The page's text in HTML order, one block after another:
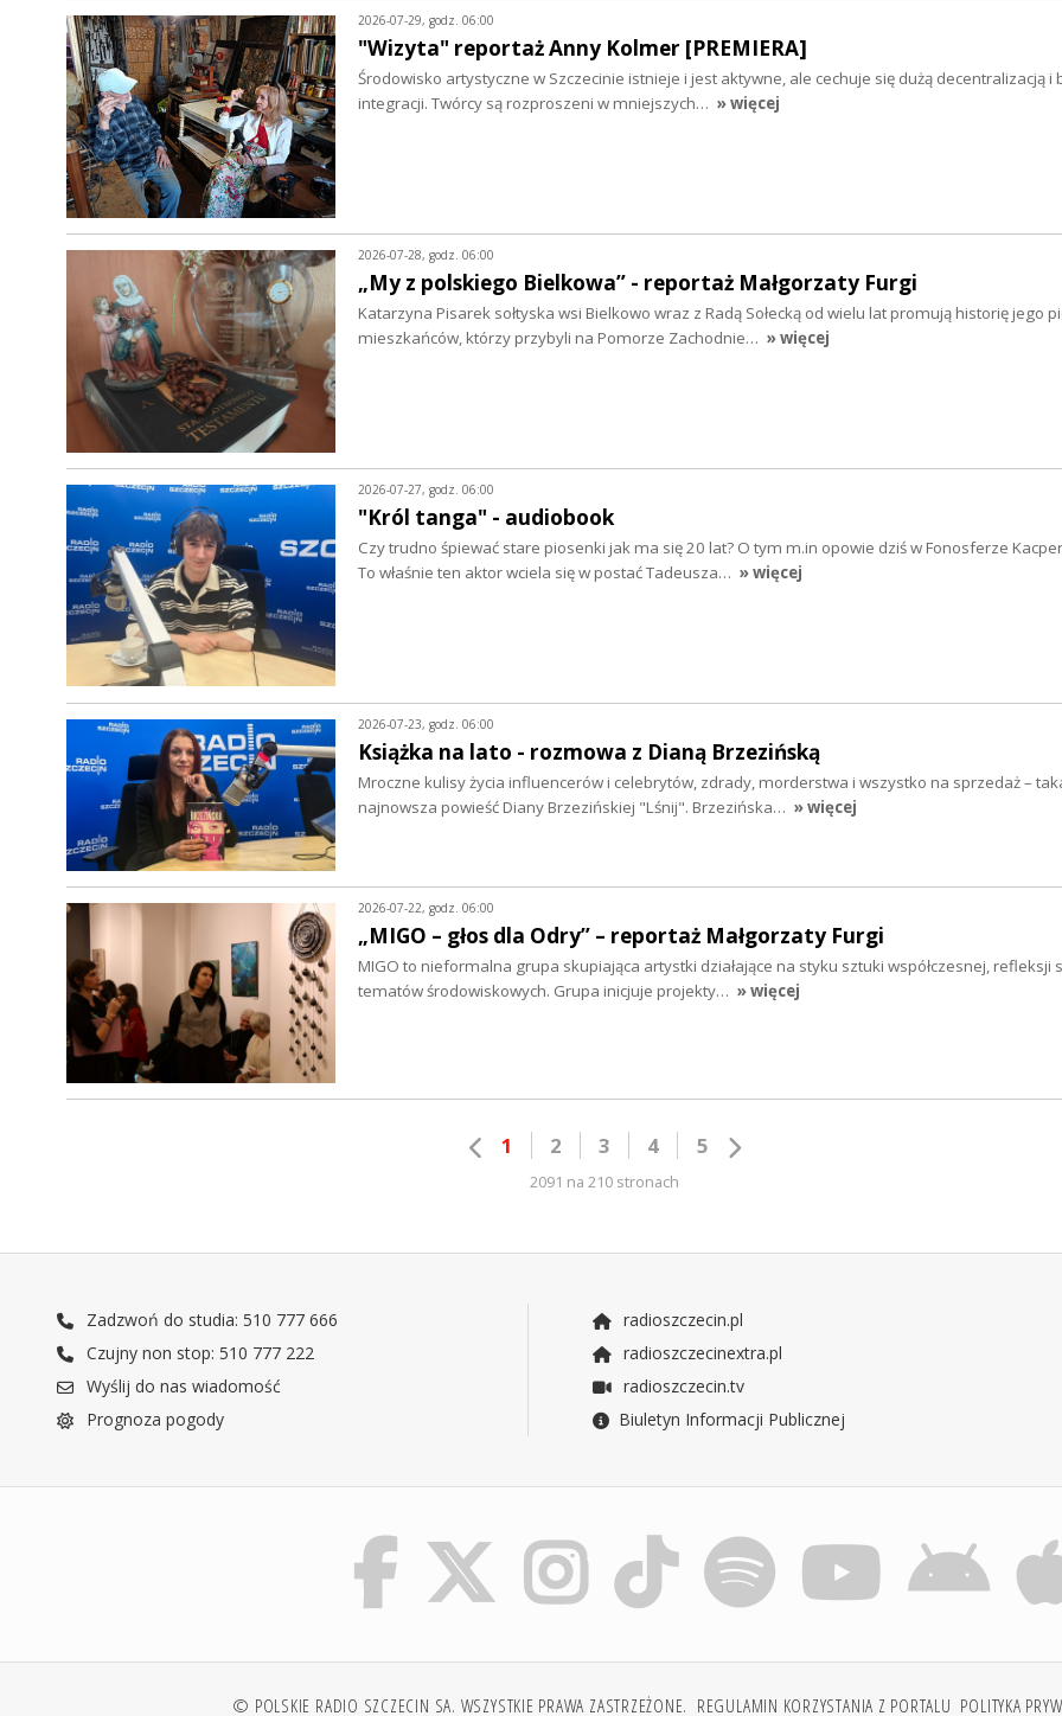
2026-07-29, godz. 06:00
"Wizyta" reportaż Anny Kolmer [PREMIERA]
Środowisko artystyczne w Szczecinie istnieje i jest aktywne, ale cechuje się dużą decentralizacją i
integracji. Twórcy są rozproszeni w mniejszych… » więcej
2026-07-28, godz. 06:00
„My z polskiego Bielkowa” - reportaż Małgorzaty Furgi
Katarzyna Pisarek sołtyska wsi Bielkowo wraz z Radą Sołecką od wielu lat promują historię jego
mieszkańców, którzy przybyli na Pomorze Zachodnie… » więcej
2026-07-27, godz. 06:00
"Król tanga" - audiobook
Czy trudno śpiewać stare piosenki jak ma się 20 lat? O tym m.in opowie dziś w Fonosferze
To właśnie ten aktor wciela się w postać Tadeusza… » więcej
2026-07-23, godz. 06:00
Książka na lato - rozmowa z Dianą Brzezińską
Mroczne kulisy życia influencerów i celebrytów, zdrady, morderstwa i wszystko na sprzedaż –
najnowsza powieść Diany Brzezińskiej "Lśnij". Brzezińska… » więcej
2026-07-22, godz. 06:00
„MIGO – głos dla Odry” – reportaż Małgorzaty Furgi
MIGO to nieformalna grupa skupiająca artystki działające na styku sztuki współczesnej, refleksji
tematów środowiskowych. Grupa inicjuje projekty… » więcej
1 2 3 4 5
2091 na 210 stronach
Zadzwoń do studia: 510 777 666
Czujny non stop: 510 777 222
Wyślij do nas wiadomość
Prognoza pogody
radioszczecin.pl
radioszczecinextra.pl
radioszczecin.tv
Biuletyn Informacji Publicznej
© POLSKIE RADIO SZCZECIN SA. WSZYSTKIE PRAWA ZASTRZEŻONE. REGULAMIN KORZYSTANIA Z PORTALU POLITYKA